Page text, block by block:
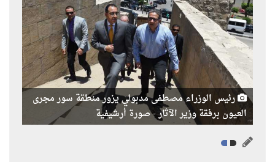
رئيس الوزراء مصطفى مدبولي يزور منطقة سور مجرى
العيون برفقة وزير الآثار - صورة أرشيفية